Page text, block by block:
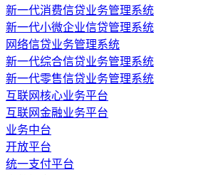
新一代消费信贷业务管理系统
新一代小微企业信贷管理系统
网络信贷业务管理系统
新一代综合信贷业务管理系统
新一代零售信贷业务管理系统
互联网核心业务平台
互联网金融业务平台
业务中台
开放平台
统一支付平台